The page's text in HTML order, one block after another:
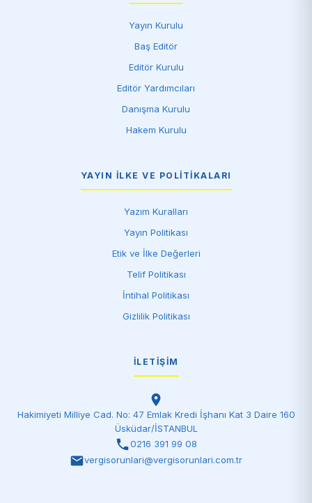
Yayın Kurulu
Baş Editör
Editör Kurulu
Editör Yardımcıları
Danışma Kurulu
Hakem Kurulu
YAYIN İLKE VE POLITIKALARI
Yazım Kuralları
Yayın Politikası
Etik ve İlke Değerleri
Telif Politikası
İntihal Politikası
Gizlilik Politikası
İLETIŞIM
Hakimiyeti Milliye Cad. No: 47 Emlak Kredi İşhanı Kat 3 Daire 160
Üsküdar/İSTANBUL
0216 391 99 08
vergisorunlari@vergisorunlari.com.tr